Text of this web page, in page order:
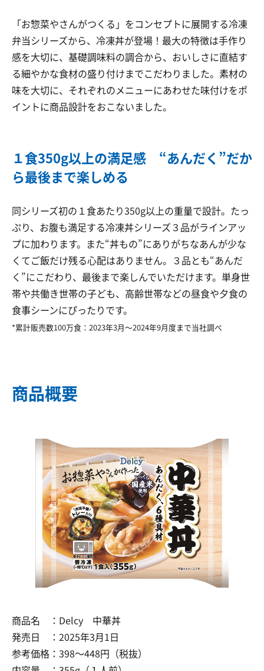
「お惣菜やさんがつくる」をコンセプトに展開する冷凍
弁当シリーズから、冷凍丼が登場！最大の特徴は手作り
感を大切に、基礎調味料の調合から、おいしさに直結す
る細やかな食材の盛り付けまでこだわりました。素材の
味を大切に、それぞれのメニューにあわせた味付けをポ
イントに商品設計をおこないました。
１食350g以上の満足感 “あんだく”だか
ら最後まで楽しめる
同シリーズ初の１食あたり350g以上の重量で設計。たっ
ぷり、お腹も満足する冷凍丼シリーズ３品がラインアッ
プに加わります。また“丼もの”にありがちなあんが少な
くてご飯だけ残る心配はありません。３品とも“あんだ
く”にこだわり、最後まで楽しんでいただけます。単身世
帯や共働き世帯の子ども、高齢世帯などの昼食や夕食の
食事シーンにぴったりです。
*累計販売数100万食：2023年3月～2024年9月度まで当社調べ
商品概要
商品名 ：Delcy 中華丼
発売日 ：2025年3月1日
参考価格：398～448円（税抜）